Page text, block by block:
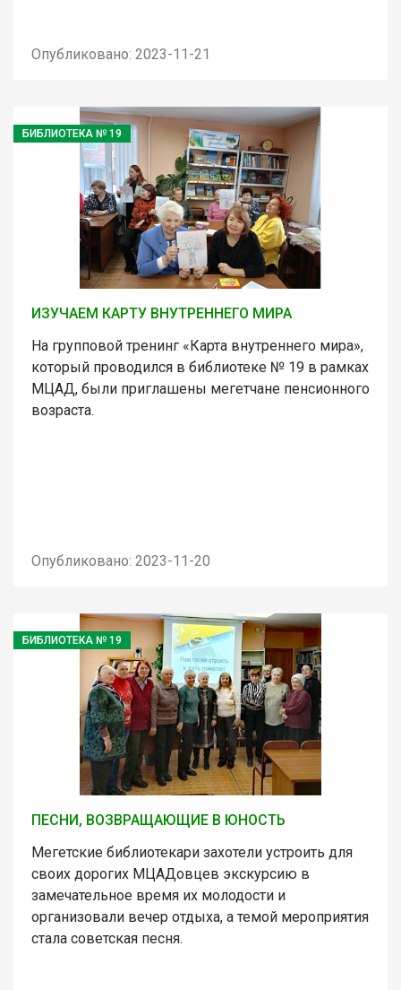
Опубликовано: 2023-11-21
БИБЛИОТЕКА № 19
ИЗУЧАЕМ КАРТУ ВНУТРЕННЕГО МИРА
На групповой тренинг «Карта внутреннего мира»,
который проводился в библиотеке № 19 в рамках
МЦАД, были приглашены мегетчане пенсионного
возраста.
Опубликовано: 2023-11-20
БИБЛИОТЕКА № 19
ПЕСНИ, ВОЗВРАЩАЮЩИЕ В ЮНОСТЬ
Мегетские библиотекари захотели устроить для
своих дорогих МЦАДовцев экскурсию в
замечательное время их молодости и
организовали вечер отдыха, а темой мероприятия
стала советская песня.